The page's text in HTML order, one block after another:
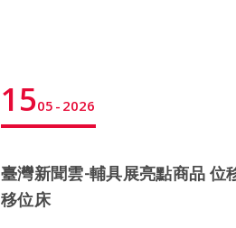
1505 2026
臺灣新聞雲-輔具展亮點商品 位
移位床